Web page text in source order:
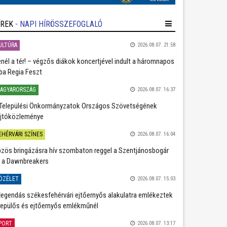
- NAPI HÍRÖSSZEFOGLALÓ
2026.08.07. 21:58
a tér! – végzős diákok koncertjével indult a háromnapos
Regia Feszt
2026.08.07. 16:37
Önkormányzatok Országos Szövetségének
SZÍNES 2026.08.07. 16:04
bringázásra hív szombaton reggel a Szentjánosbogár
Dawnbreakers
2026.08.07. 15:03
székesfehérvári ejtőernyős alakulatra emlékeztek
és ejtőernyős emlékműnél
2026.08.07. 13:17